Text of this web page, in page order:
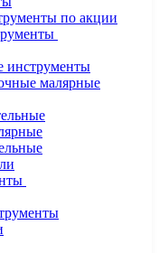
по акции
инструменты
малярные